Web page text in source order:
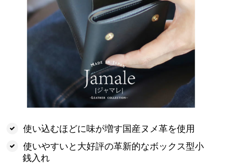
使い込むほどに味が増す国産ヌメ革を使用
使いやすいと大好評の革新的なボックス型小
銭入れ